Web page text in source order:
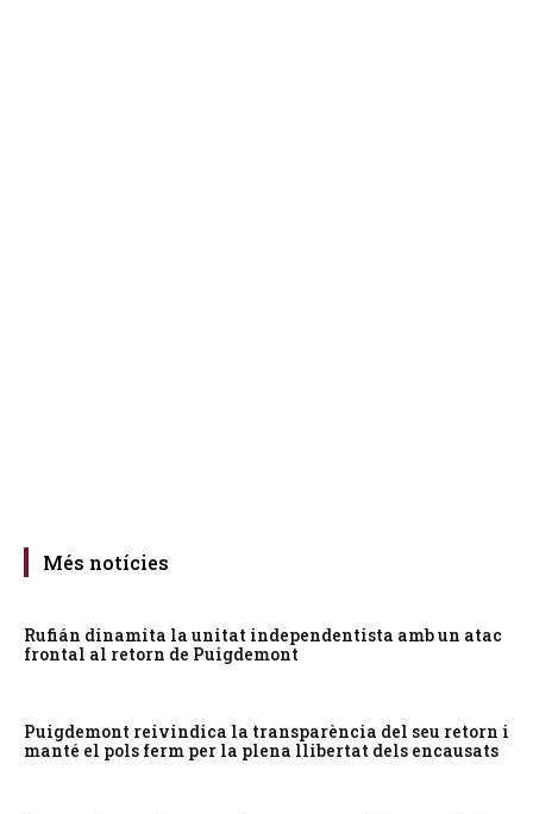
Més notícies
Rufián dinamita la unitat independentista amb un atac
frontal al retorn de Puigdemont
Puigdemont reivindica la transparència del seu retorn i
manté el pols ferm per la plena llibertat dels encausats